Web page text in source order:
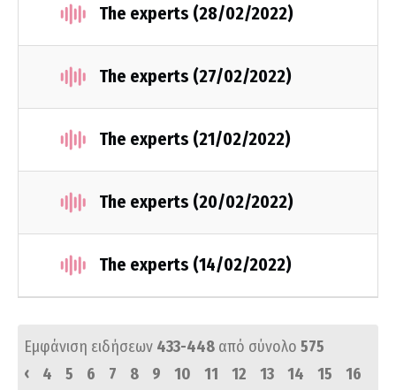
The experts (28/02/2022)
The experts (27/02/2022)
The experts (21/02/2022)
The experts (20/02/2022)
The experts (14/02/2022)
Εμφάνιση ειδήσεων 433-448 από σύνολο 575
‹
4 5 6 7 8 9 10 11 12 13 14 15
16